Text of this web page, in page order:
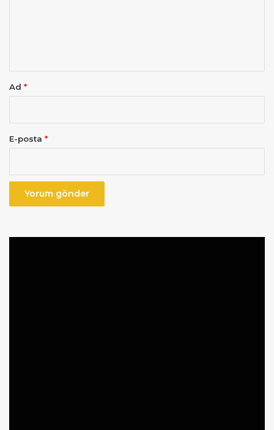
Ad *
E-posta *